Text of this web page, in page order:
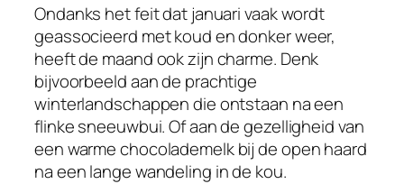
Ondanks het feit dat januari vaak wordt
geassocieerd met koud en donker weer,
heeft de maand ook zijn charme. Denk
bijvoorbeeld aan de prachtige
winterlandschappen die ontstaan na een
flinke sneeuwbui. Of aan de gezelligheid van
een warme chocolademelk bij de open haard
na een lange wandeling in de kou.